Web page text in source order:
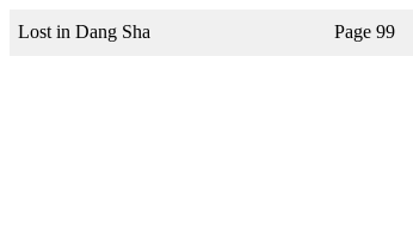
Lost in Dang Sha Page 99